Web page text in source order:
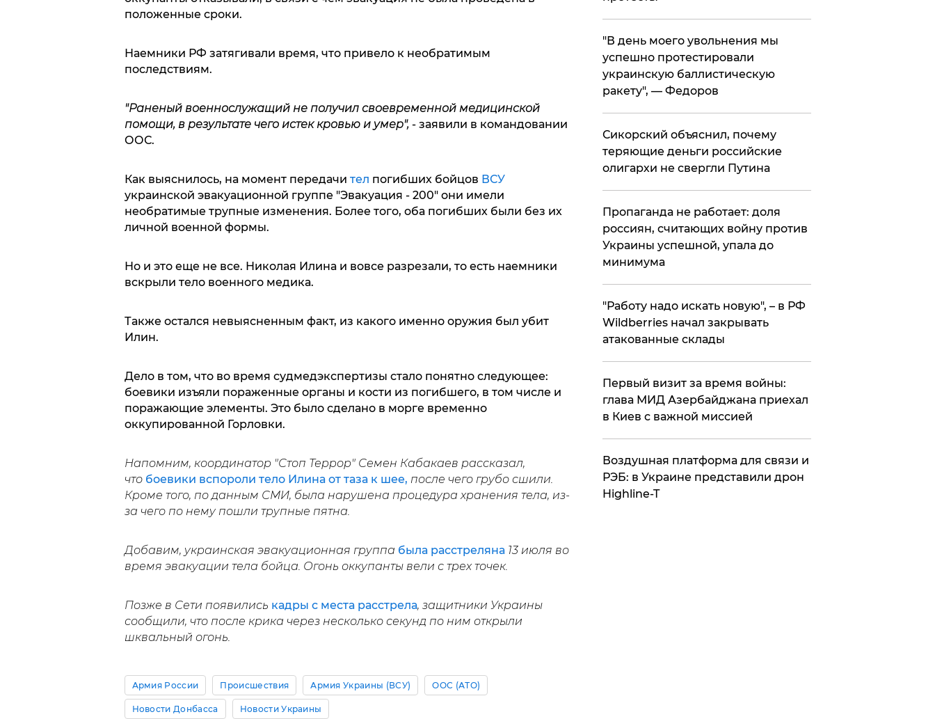
положенные сроки.
Наемники РФ затягивали время, что привело к необратимым
последствиям.
"Раненый военнослужащий не получил своевременной медицинской
помощи, в результате чего истек кровью и умер",- заявили в командовании
ООС.
Как выяснилось, на момент передачи тел погибших бойцов ВСУ
украинской эвакуационной группе "Эвакуация - 200" они имели
необратимые трупные изменения. Более того, оба погибших были без их
личной военной формы.
Но и это еще не все. Николая Илина и вовсе разрезали, то есть наемники
вскрыли тело военного медика.
Также остался невыясненным факт, из какого именно оружия был убит
Илин.
Дело в том, что во время судмедэкспертизы стало понятно следующее:
боевики изъяли пораженные органы и кости из погибшего, в том числе и
поражающие элементы. Это было сделано в морге временно
оккупированной Горловки.
Напомним, координатор "Стоп Террор" Семен Кабакаев рассказал,
что боевики вспороли тело Илина от таза к шее, после чего грубо сшили.
Кроме того, по данным СМИ, была нарушена процедура хранения тела, из-
за чего по нему пошли трупные пятна.
Добавим, украинская эвакуационная группа была расстреляна 13 июля во
время эвакуации тела бойца. Огонь оккупанты вели с трех точек.
Позже в Сети появились кадры с места расстрела, защитники Украины
сообщили, что после крика через несколько секунд по ним открыли
шквальный огонь.
Армия России Происшествия Армия Украины (ВСУ) ООС (АТО)
Новости Донбасса Новости Украины
​"В день моего увольнения мы
успешно протестировали
украинскую баллистическую
ракету", — Федоров
Сикорский объяснил, почему
теряющие деньги российские
олигархи не свергли Путина
​Пропаганда не работает: доля
россиян, считающих войну против
Украины успешной, упала до
минимума
"Работу надо искать новую", – в РФ
Wildberries начал закрывать
атакованные склады
Первый визит за время войны:
глава МИД Азербайджана приехал
в Киев с важной миссией
Воздушная платформа для связи и
РЭБ: в Украине представили дрон
Highline-T